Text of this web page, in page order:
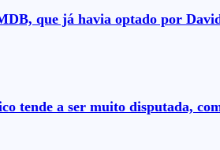
que já havia optado por
tende a ser muito disputada,